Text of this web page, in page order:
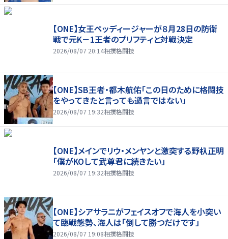
【ONE】女王ペッディージャーが８月28日の防衛
戦で元K－1王者のプリフティと対戦決定
2026/08/07 20:14相撲格闘技
【ONE】SB王者・都木航佑「この日のために格闘技
をやってきたと言っても過言ではない」
2026/08/07 19:32相撲格闘技
【ONE】メインでリウ・メンヤンと激突する野杁正明
「僕がKOして武尊君に続きたい」
2026/08/07 19:32相撲格闘技
【ONE】シアサラニがフェイスオフで海人を小突い
て臨戦態勢、海人は「倒して勝つだけです」
2026/08/07 19:08相撲格闘技